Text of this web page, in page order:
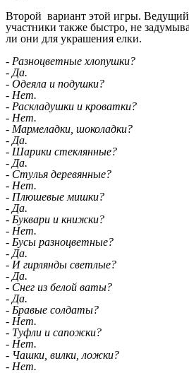
Второй вариант этой игры. Ведущий
участники также быстро, не
ли они для украшения елки.
- Разноцветные хлопушки?
- Да.
- Одеяла и подушки?
- Нет.
- Раскладушки и кроватки?
- Нет.
- Мармеладки, шоколадки?
- Да.
- Шарики стеклянные?
- Да.
- Стулья деревянные?
- Нет.
- Плюшевые мишки?
- Да.
- Буквари и книжки?
- Нет.
- Бусы разноцветные?
- Да.
- И гирлянды светлые?
- Да.
- Снег из белой ваты?
- Да.
- Бравые солдаты?
- Нет.
- Туфли и сапожки?
- Нет.
- Чашки, вилки, ложки?
- Нет.